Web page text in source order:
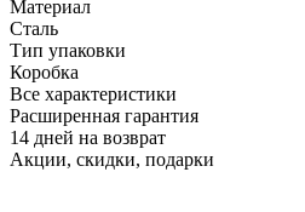
Материал
Сталь
Тип упаковки
Коробка
Все характеристики
Расширенная гарантия
14 дней на возврат
Акции, скидки, подарки